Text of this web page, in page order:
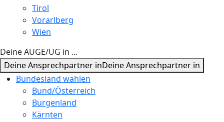
Tirol
Vorarlberg
Wien
Deine AUGE/UG in ...
Deine Ansprechpartner inDeine Ansprechpartner in
Bundesland wählen
Bund/Österreich
Burgenland
Kärnten